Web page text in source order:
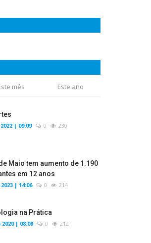
mês Este ano
| 09:09 0 230
Maio tem aumento de 1.190
em 12 anos
| 14:06 0 214
na Prática
2020 | 08:08 0 212